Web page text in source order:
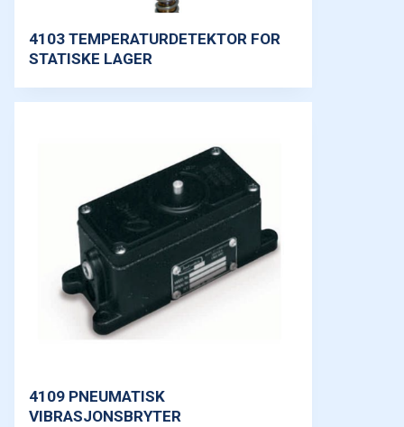
4103 TEMPERATURDETEKTOR FOR
STATISKE LAGER
4109 PNEUMATISK
VIBRASJONSBRYTER